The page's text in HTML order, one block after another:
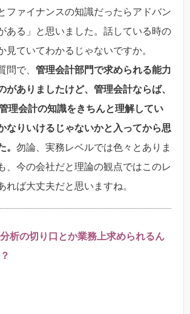
ファイナンスの知識だったらアドバン
ある」と思いました。話している時の
見ていてわかるじゃないですか。
問で、 管理会計部門で求められる能力
がありましたけど、管理会計ならば、
理会計の知識をきちんと理解してい
なりいけるじゃないかと入ってから思
。 勿論、実務レベルでは色々とありま
、今の会社だと理論の観点ではこのレ
れば大丈夫だと思いますね。
析の切り口とか業務上求められるん